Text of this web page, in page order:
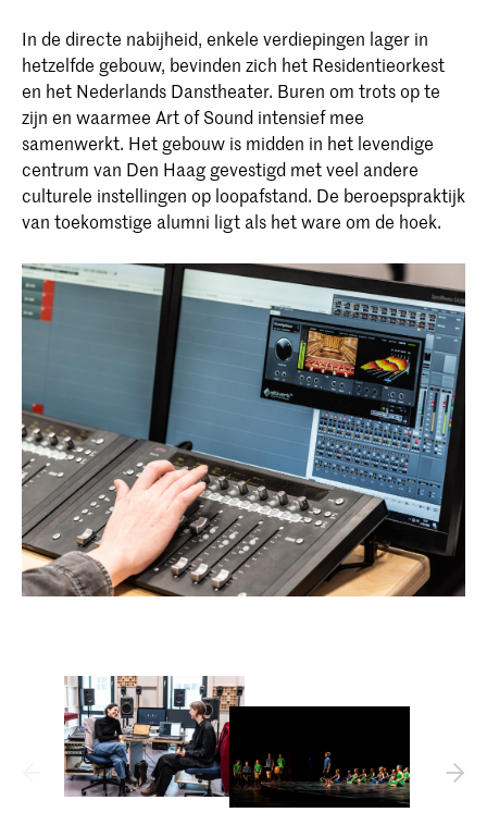
In de directe nabijheid, enkele verdiepingen lager in
hetzelfde gebouw, bevinden zich het Residentieorkest
en het Nederlands Danstheater. Buren om trots op te
zijn en waarmee Art of Sound intensief mee
samenwerkt. Het gebouw is midden in het levendige
centrum van Den Haag gevestigd met veel andere
culturele instellingen op loopafstand. De beroepspraktijk
van toekomstige alumni ligt als het ware om de hoek.